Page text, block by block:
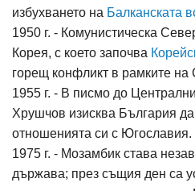
избухването на Балканската
1950 г. - Комунистическа
Корея, с което започва
горещ конфликт в рамките на
1955 г. - В писмо до
Хрушчов изисква България
отношенията си с Югославия.
1975 г. - Мозамбик става
държава; през същия ден са